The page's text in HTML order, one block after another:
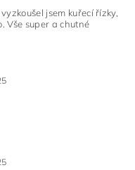
jsem kuřecí řízky,
Vše super a chutné